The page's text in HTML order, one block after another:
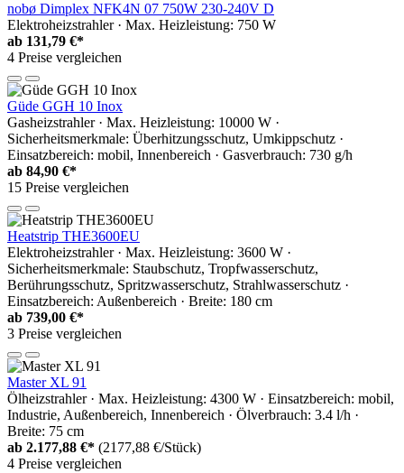
nobø Dimplex NFK4N 07 750W 230-240V D
Elektroheizstrahler · Max. Heizleistung: 750 W
ab 131,79 €*
4 Preise vergleichen
Güde GGH 10 Inox
Gasheizstrahler · Max. Heizleistung: 10000 W ·
Sicherheitsmerkmale: Überhitzungsschutz, Umkippschutz ·
Einsatzbereich: mobil, Innenbereich · Gasverbrauch: 730 g/h
ab 84,90 €*
15 Preise vergleichen
Heatstrip THE3600EU
Elektroheizstrahler · Max. Heizleistung: 3600 W ·
Sicherheitsmerkmale: Staubschutz, Tropfwasserschutz,
Berührungsschutz, Spritzwasserschutz, Strahlwasserschutz ·
Einsatzbereich: Außenbereich · Breite: 180 cm
ab 739,00 €*
3 Preise vergleichen
Master XL 91
Ölheizstrahler · Max. Heizleistung: 4300 W · Einsatzbereich: mobil,
Industrie, Außenbereich, Innenbereich · Ölverbrauch: 3.4 l/h ·
Breite: 75 cm
ab 2.177,88 €* (2177,88 €/Stück)
4 Preise vergleichen